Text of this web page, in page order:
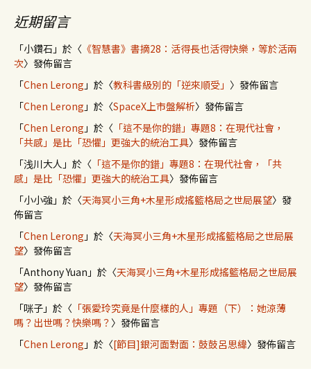
近期留言
「小鑽石 」於〈 《智慧書》書摘28：活得長也活得快樂，等於活兩
次〉發佈留言
「Chen Lerong 」於〈教科書級別的「逆來順受」 〉發佈留言
「Chen Lerong 」於〈SpaceX上市盤解析〉發佈留言
「Chen Lerong 」於〈 「這不是你的錯」專題8：在現代社會，
「共感」是比「恐懼」更強大的統治工具〉發佈留言
「浅川大人 」於〈 「這不是你的錯」專題8：在現代社會，「共
感」是比「恐懼」更強大的統治工具〉發佈留言
「小小強 」於〈天海冥小三角+木星形成搖籃格局之世局展望〉發
佈留言
「Chen Lerong 」於〈天海冥小三角+木星形成搖籃格局之世局展
望〉發佈留言
「Anthony Yuan 」於〈天海冥小三角+木星形成搖籃格局之世局展
望〉發佈留言
「咪子 」於〈 「張愛玲究竟是什麼樣的人」專題（下）：她涼薄
嗎？出世嗎？快樂嗎？ 〉發佈留言
「Chen Lerong 」於〈[節目]銀河面對面：鼓鼓呂思緯〉發佈留言